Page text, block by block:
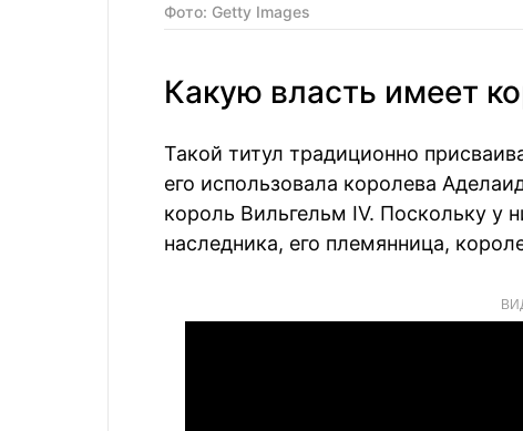
Фото: Getty Images
Какую власть имеет
Такой титул традиционно
его использовала королева
король Вильгельм IV. Поскольку у
наследника, его племянница,